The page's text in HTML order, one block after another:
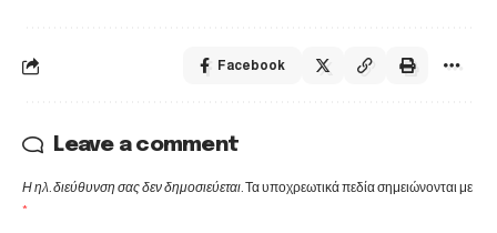
Facebook
Leave a comment
Η ηλ. διεύθυνση σας δεν δημοσιεύεται.Τα υποχρεωτικά πεδία σημειώνονται με
*